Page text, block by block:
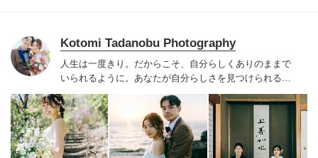
Kotomi Tadanobu Photography
人生は一度きり。 だからこそ、 自分らしくありのままで
いられるように。 あなたが自分らしさを見つけられるよ
うに。トキメク瞬間や感動する瞬間がたくさんある人生
って素敵だなと思うんです。だからこそ、私の写真や人
柄を通してトキメキ、感動してもらえる瞬間が増えたら
嬉しいなと思っています。写真を見返した時に、この日
の想い出を思い出すとともに""私たちらしい""って思って